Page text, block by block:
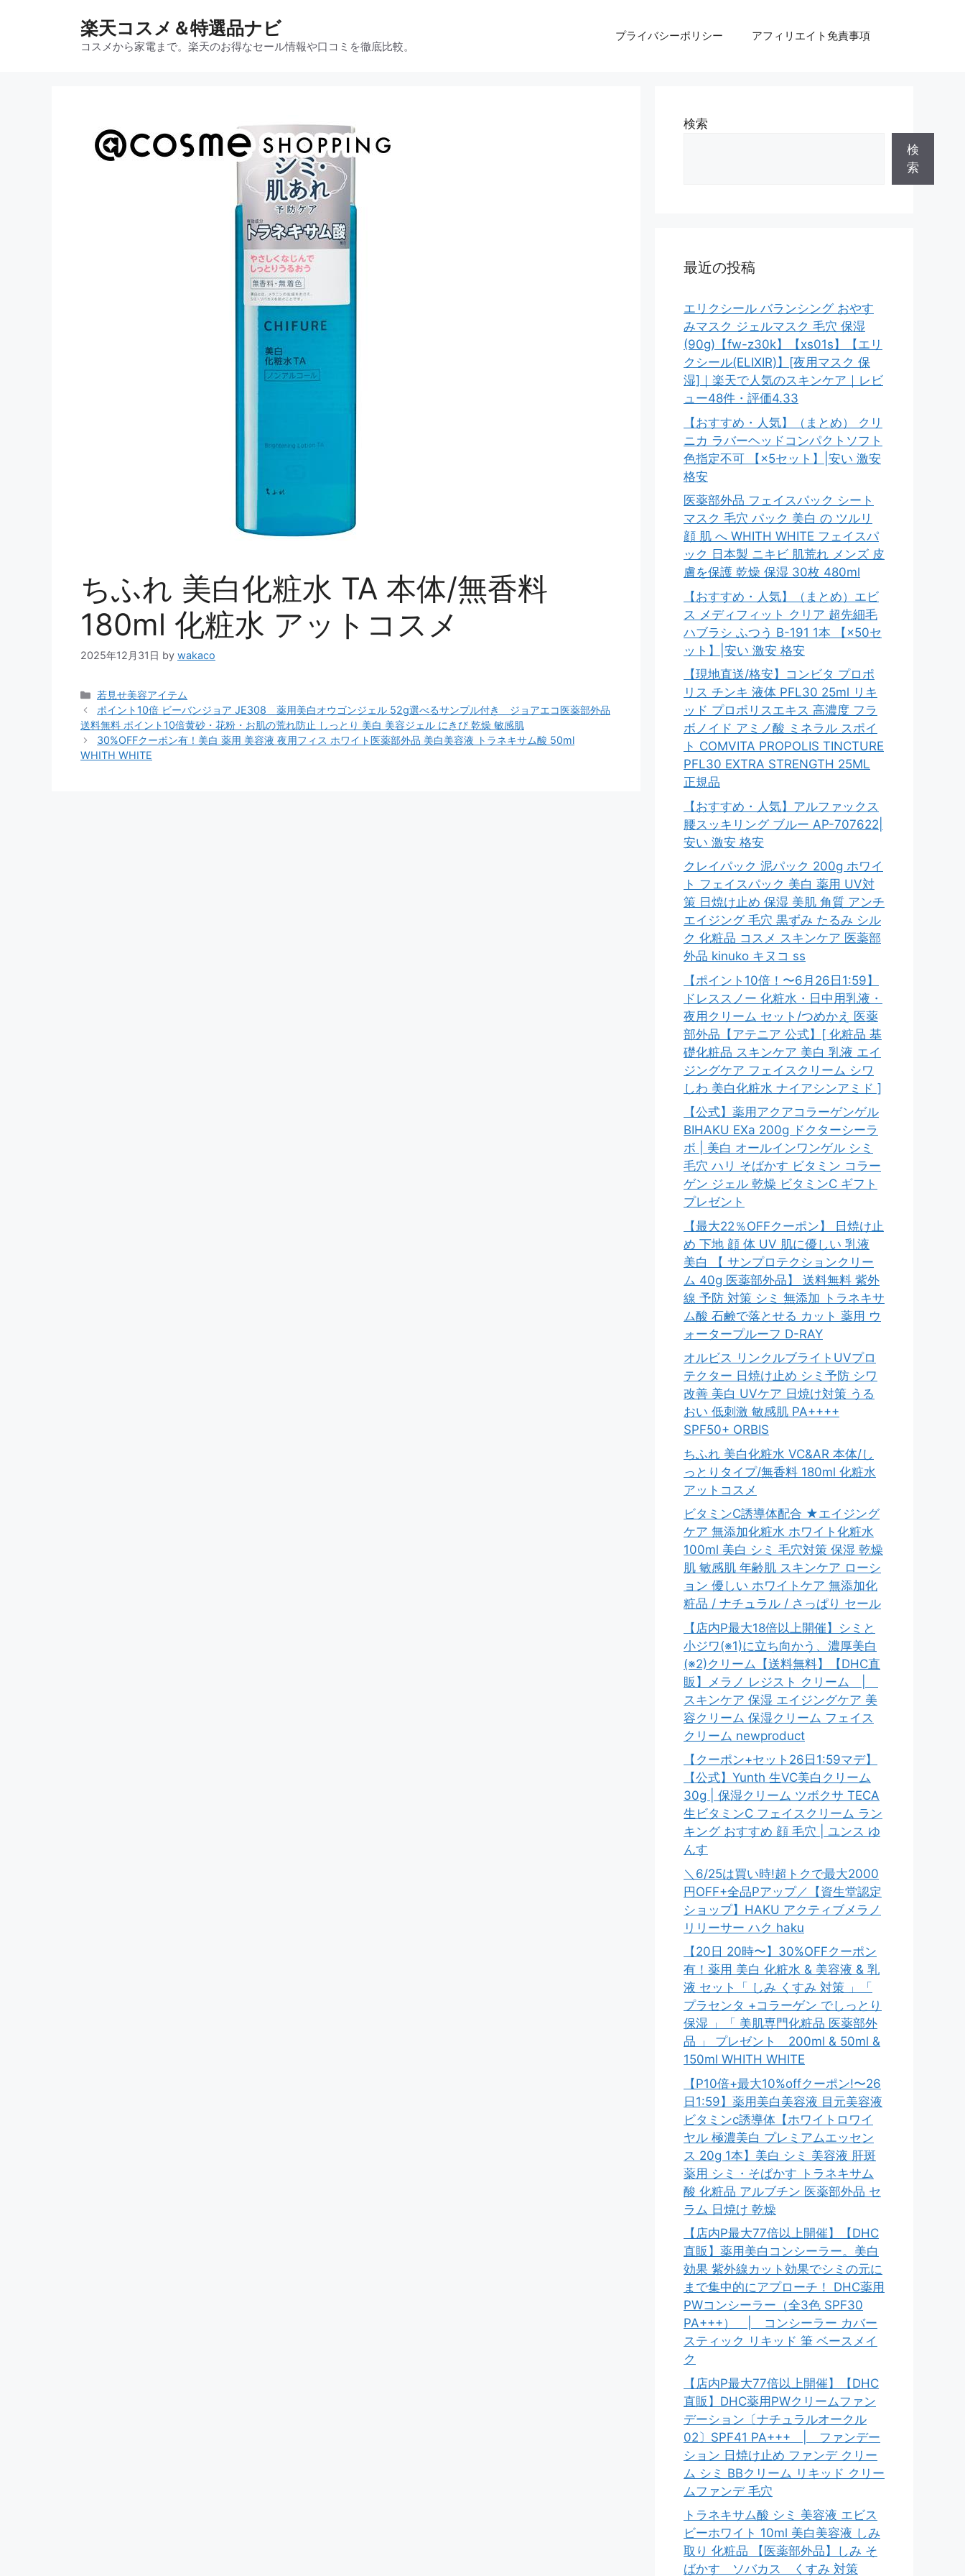
楽天コスメ＆特選品ナビ
コスメから家電まで。楽天のお得なセール情報や口コミを徹底比較。
プライバシーポリシー アフィリエイト免責事項
ちふれ 美白化粧水 TA 本体/無香料
180ml 化粧水 アットコスメ
2025年12月31日 by wakaco
カ
テ
ゴ
リ
ー
若見せ美容アイテム
ポイント10倍 ビーバンジョア JE308 薬用美白オウゴンジェル 52g選べるサンプル付き ジョアエコ医薬部外品
送料無料 ポイント10倍黄砂・花粉・お肌の荒れ防止 しっとり 美白 美容ジェル にきび 乾燥 敏感肌
30%OFFクーポン有！美白 薬用 美容液 夜用フィス ホワイト医薬部外品 美白美容液 トラネキサム酸 50ml
WHITH WHITE
検索
検
索
最近の投稿
エリクシール バランシング おやす
みマスク ジェルマスク 毛穴 保湿
(90g)【fw-z30k】【xs01s】【エリ
クシール(ELIXIR)】[夜用マスク 保
湿]｜楽天で人気のスキンケア｜レビ
ュー48件・評価4.33
【おすすめ・人気】（まとめ） クリ
ニカ ラバーヘッドコンパクトソフト
色指定不可 【×5セット】|安い 激安
格安
医薬部外品 フェイスパック シート
マスク 毛穴 パック 美白 の ツルリ
顔 肌 へ WHITH WHITE フェイスパ
ック 日本製 ニキビ 肌荒れ メンズ 皮
膚を保護 乾燥 保湿 30枚 480ml
【おすすめ・人気】（まとめ）エビ
ス メディフィット クリア 超先細毛
ハブラシ ふつう B-191 1本 【×50セ
ット】|安い 激安 格安
【現地直送/格安】コンビタ プロポ
リス チンキ 液体 PFL30 25ml リキ
ッド プロポリスエキス 高濃度 フラ
ボノイド アミノ酸 ミネラル スポイ
ト COMVITA PROPOLIS TINCTURE
PFL30 EXTRA STRENGTH 25ML
正規品
【おすすめ・人気】アルファックス
腰スッキリング ブルー AP-707622|
安い 激安 格安
クレイパック 泥パック 200g ホワイ
ト フェイスパック 美白 薬用 UV対
策 日焼け止め 保湿 美肌 角質 アンチ
エイジング 毛穴 黒ずみ たるみ シル
ク 化粧品 コスメ スキンケア 医薬部
外品 kinuko キヌコ ss
【ポイント10倍！〜6月26日1:59】
ドレススノー 化粧水・日中用乳液・
夜用クリーム セット/つめかえ 医薬
部外品【アテニア 公式】[ 化粧品 基
礎化粧品 スキンケア 美白 乳液 エイ
ジングケア フェイスクリーム シワ
しわ 美白化粧水 ナイアシンアミド ]
【公式】薬用アクアコラーゲンゲル
BIHAKU EXa 200g ドクターシーラ
ボ | 美白 オールインワンゲル シミ
毛穴 ハリ そばかす ビタミン コラー
ゲン ジェル 乾燥 ビタミンC ギフト
プレゼント
【最大22％OFFクーポン】 日焼け止
め 下地 顔 体 UV 肌に優しい 乳液
美白 【 サンプロテクションクリー
ム 40g 医薬部外品】 送料無料 紫外
線 予防 対策 シミ 無添加 トラネキサ
ム酸 石鹸で落とせる カット 薬用 ウ
ォータープルーフ D-RAY
オルビス リンクルブライトUVプロ
テクター 日焼け止め シミ予防 シワ
改善 美白 UVケア 日焼け対策 うる
おい 低刺激 敏感肌 PA++++
SPF50+ ORBIS
ちふれ 美白化粧水 VC&AR 本体/し
っとりタイプ/無香料 180ml 化粧水
アットコスメ
ビタミンC誘導体配合 ★エイジング
ケア 無添加化粧水 ホワイト化粧水
100ml 美白 シミ 毛穴対策 保湿 乾燥
肌 敏感肌 年齢肌 スキンケア ローシ
ョン 優しい ホワイトケア 無添加化
粧品 / ナチュラル / さっぱり セール
【店内P最大18倍以上開催】シミと
小ジワ(※1)に立ち向かう、濃厚美白
(※2)クリーム【送料無料】【DHC直
販】メラノ レジスト クリーム |
スキンケア 保湿 エイジングケア 美
容クリーム 保湿クリーム フェイス
クリーム newproduct
【クーポン+セット26日1:59マデ】
【公式】Yunth 生VC美白クリーム
30g | 保湿クリーム ツボクサ TECA
生ビタミンC フェイスクリーム ラン
キング おすすめ 顔 毛穴 | ユンス ゆ
んす
＼6/25は買い時!超トクで最大2000
円OFF+全品Pアップ／【資生堂認定
ショップ】HAKU アクティブメラノ
リリーサー ハク haku
【20日 20時〜】30%OFFクーポン
有！薬用 美白 化粧水 & 美容液 & 乳
液 セット「 しみ くすみ 対策 」「
プラセンタ +コラーゲン でしっとり
保湿 」「 美肌専門化粧品 医薬部外
品 」 プレゼント 200ml & 50ml &
150ml WHITH WHITE
【P10倍+最大10%offクーポン!〜26
日1:59】薬用美白美容液 目元美容液
ビタミンc誘導体【ホワイトロワイ
ヤル 極濃美白 プレミアムエッセン
ス 20g 1本】美白 シミ 美容液 肝斑
薬用 シミ・そばかす トラネキサム
酸 化粧品 アルブチン 医薬部外品 セ
ラム 日焼け 乾燥
【店内P最大77倍以上開催】【DHC
直販】薬用美白コンシーラー。美白
効果 紫外線カット効果でシミの元に
まで集中的にアプローチ！ DHC薬用
PWコンシーラー（全3色 SPF30
PA+++） | コンシーラー カバー
スティック リキッド 筆 ベースメイ
ク
【店内P最大77倍以上開催】【DHC
直販】DHC薬用PWクリームファン
デーション〔ナチュラルオークル
02〕SPF41 PA+++ | ファンデー
ション 日焼け止め ファンデ クリー
ム シミ BBクリーム リキッド クリー
ムファンデ 毛穴
トラネキサム酸 シミ 美容液 エビス
ビーホワイト 10ml 美白美容液 しみ
取り 化粧品 【医薬部外品】しみ そ
ばかす ソバカス くすみ 対策